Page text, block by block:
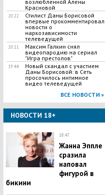
возлюбленной Алены
Красновой
20:22
Стилист Даны Борисовой
впервые прокомментировал
новости о
наркозависимости
телеведущей
20:11
Максим Галкин снял
видеопародию на сериал
"Игра престолов"
19:44
Новый скандал с участием
Даны Борисовой: в Сеть
просочилось интимное
видео телеведущей
ВСЕ НОВОСТИ »
НОВОСТИ 18+
18:47
Жанна Эппле
сразила
наповал
фигурой в
бикини